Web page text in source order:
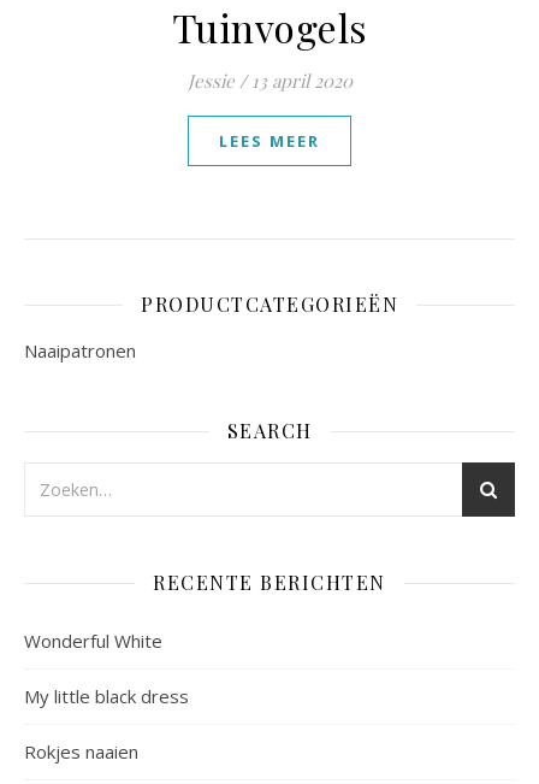
Tuinvogels
Jessie / 13 april 2020
LEES MEER
PRODUCTCATEGORIEËN
Naaipatronen
SEARCH
RECENTE BERICHTEN
Wonderful White
My little black dress
Rokjes naaien